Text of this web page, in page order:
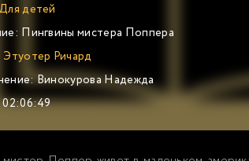
детей
Пингвины мистера Поппера
Этуотер Ричард
Винокурова Надежда
02:06:49